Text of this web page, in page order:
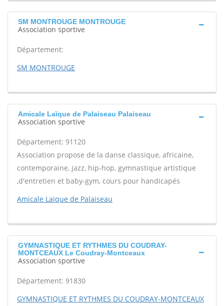
SM MONTROUGE MONTROUGE
Association sportive
Département:
SM MONTROUGE
Amicale Laïque de Palaiseau Palaiseau
Association sportive
Département: 91120
Association propose de la danse classique, africaine,
contemporaine, jazz, hip-hop, gymnastique artistique
,d'entretien et baby-gym, cours pour handicapés
Amicale Laïque de Palaiseau
GYMNASTIQUE ET RYTHMES DU COUDRAY-
MONTCEAUX Le Coudray-Montceaux
Association sportive
Département: 91830
GYMNASTIQUE ET RYTHMES DU COUDRAY-MONTCEAUX